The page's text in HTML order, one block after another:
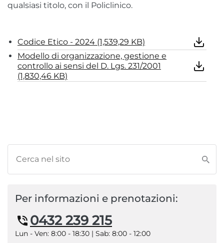
qualsiasi titolo, con il Policlinico.
Codice Etico - 2024 (1,539,29 KB)
Modello di organizzazione, gestione e
controllo ai sensi del D. Lgs. 231/2001
(1,830,46 KB)
Per informazioni e prenotazioni:
0432 239 215
Lun - Ven: 8:00 - 18:30 | Sab: 8:00 - 12:00